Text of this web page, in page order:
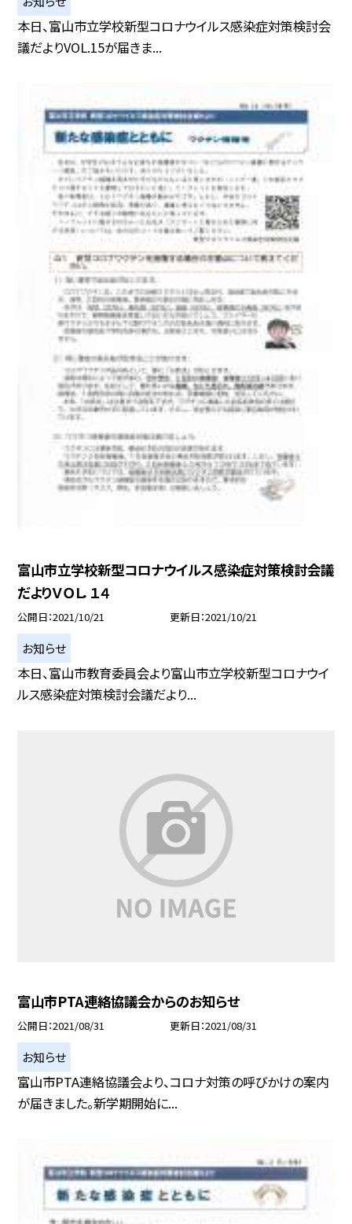
本日、富山市立学校新型コロナウイルス感染症対策検討会
議だよりVOL.15が届きま...
富山市立学校新型コロナウイルス感染症対策検討会議
だよりＶＯＬ．１４
公開日 2021/10/21 更新日 2021/10/21
お知らせ
本日、富山市教育委員会より富山市立学校新型コロナウイ
ルス感染症対策検討会議だより...
富山市PTA連絡協議会からのお知らせ
公開日 2021/08/31 更新日 2021/08/31
お知らせ
富山市PTA連絡協議会より、コロナ対策の呼びかけの案内
が届きました。新学期開始に...